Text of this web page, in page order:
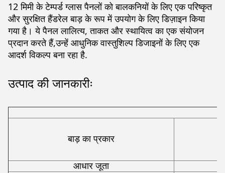
12 मिमी के टेम्पर्ड ग्लास पैनलों को बालकनियों के लिए एक परिष्कृत
और सुरक्षित हैंडरेल बाड़ के रूप में उपयोग के लिए डिज़ाइन किया
गया है। ये पैनल लालित्य, ताकत और स्थायित्व का एक संयोजन
प्रदान करते हैं,उन्हें आधुनिक वास्तुशिल्प डिजाइनों के लिए एक
आदर्श विकल्प बना रहा है.
उत्पाद की जानकारीः
बाड़ का प्रकार
आधार जूता